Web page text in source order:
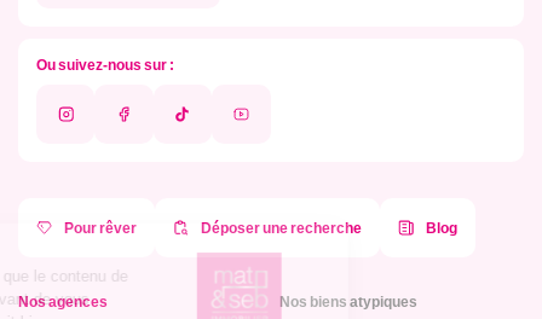
Ou suivez-nous sur :
InstagramFacebookTik Youtube
Pour rêver Déposer une recherche Blog
Nos agences Nos biens atypiques